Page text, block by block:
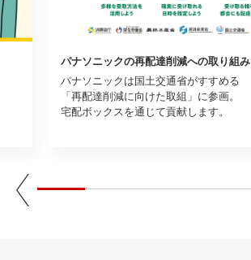
パナソニックの再配達削減への取り組み
パナソニックは国土交通省がすすめる
「再配達削減に向けた取組」に参画。
宅配ボックスを通じて貢献します。